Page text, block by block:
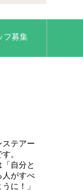
フ募集
ステアー
。
自分と
人がすべ
に！」